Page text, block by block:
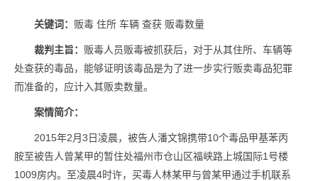
关键词： 贩毒 住所 车辆 查获 贩毒数量
裁判主旨： 贩毒人员贩毒被抓获后，对于从其住所、车辆等
处查获的毒品，能够证明该毒品是为了进一步实行贩卖毒品犯罪
而准备的，应计入其贩卖数量。
案情简介：
2015年2月3日凌晨，被告人潘文锦携带10个毒品甲基苯丙
胺至被告人曾某甲的暂住处福州市仓山区福峡路上城国际1号楼
1009房内。至凌晨4时许，买毒人林某甲与曾某甲通过手机联系